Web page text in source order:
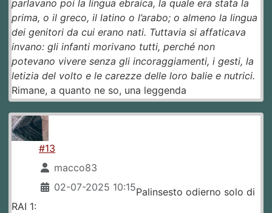
parlavano poi la lingua ebraica, la quale era stata la
prima, o il greco, il latino o l’arabo; o almeno la lingua
dei genitori da cui erano nati. Tuttavia si affaticava
invano: gli infanti morivano tutti, perché non
potevano vivere senza gli incoraggiamenti, i gesti, la
letizia del volto e le carezze delle loro balie e nutrici.
Rimane, a quanto ne so, una leggenda
#13
macco83
02-07-2025 10:15Palinsesto odierno solo di
RAI 1: